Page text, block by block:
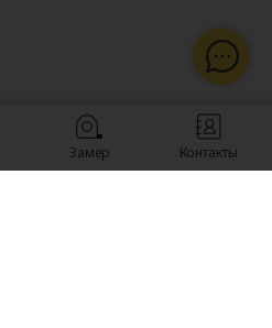
Замер Контакты